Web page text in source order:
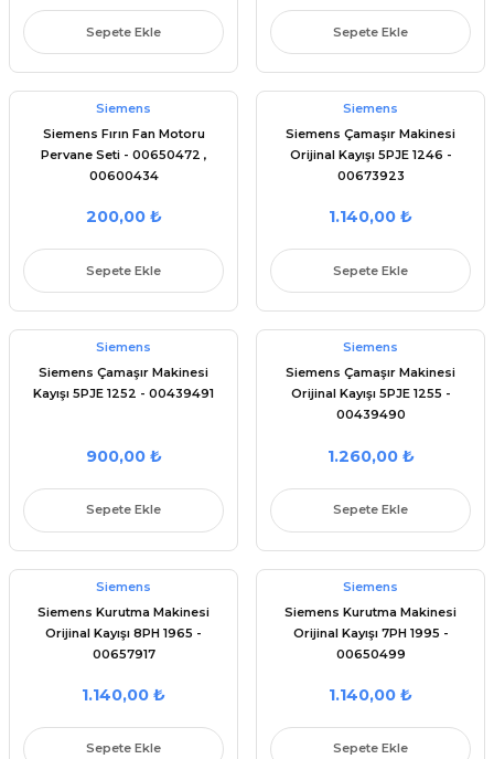
Setleri
Şartel / Switch
Parçaları
Grubu
Yedek Parçaları
Çeşitleri
Yedek Parçaları
Parçaları
Parçaları
Parçası
Sepete Ekle Sepete Ekle
Siemens
Siemens Fırın Fan Motoru
Pervane Seti - 00650472 ,
00600434
200,00 ₺
Sepete Ekle
Siemens
Siemens Çamaşır Makinesi
Orijinal Kayışı 5PJE 1246 -
00673923
1.140,00 ₺
Sepete Ekle
Siemens
Siemens Çamaşır Makinesi
Kayışı 5PJE 1252 - 00439491
900,00 ₺
Sepete Ekle
Siemens
Siemens Çamaşır Makinesi
Orijinal Kayışı 5PJE 1255 -
00439490
1.260,00 ₺
Sepete Ekle
Siemens
Siemens Kurutma Makinesi
Orijinal Kayışı 8PH 1965 -
00657917
1.140,00 ₺
Sepete Ekle
Siemens
Siemens Kurutma Makinesi
Orijinal Kayışı 7PH 1995 -
00650499
1.140,00 ₺
Sepete Ekle